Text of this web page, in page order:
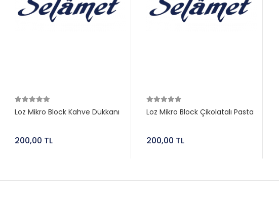
Loz Mikro Block Kahve Dükkanı
200,00 TL
Loz Mikro Block Çikolatalı Pasta
200,00 TL